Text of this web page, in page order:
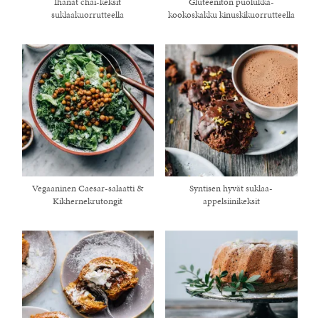
healthy living + good
suklaakuorrutteella
kookoskakku kinuskikuorrutteella
Vegaaninen Caesar-salaatti &
Kikhernekrutongit
Syntisen hyvät suklaa-
appelsiinikeksit